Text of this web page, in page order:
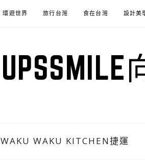
環遊世界 旅行台灣 食在台灣 設計美
WAKU WAKU KITCHEN捷運